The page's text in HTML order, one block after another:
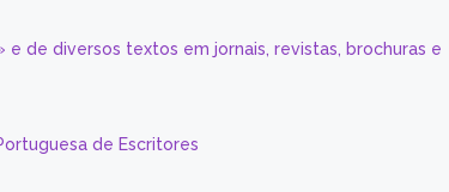
de diversos textos em jornais, revistas, brochuras e
de Escritores